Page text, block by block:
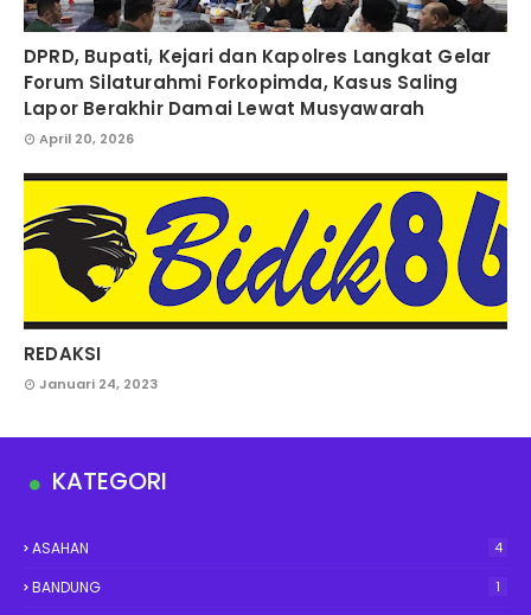
DPRD, Bupati, Kejari dan Kapolres Langkat Gelar
Forum Silaturahmi Forkopimda, Kasus Saling
Lapor Berakhir Damai Lewat Musyawarah
April 20, 2026
REDAKSI
Januari 24, 2023
KATEGORI
ASAHAN 4
BANDUNG 1